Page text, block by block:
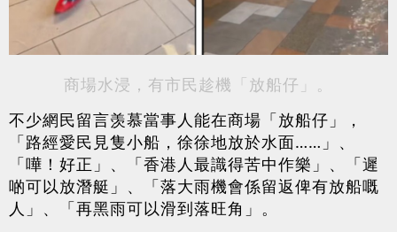
商場水浸，有市民趁機「放船仔」。
不少網民留言羡慕當事人能在商場「放船仔」，
「路經愛民見隻小船，徐徐地放於水面……」、
「嘩！好正」、「香港人最識得苦中作樂」、「遲
啲可以放潛艇」、「落大雨機會係留返俾有放船嘅
人」、「再黑雨可以滑到落旺角」。